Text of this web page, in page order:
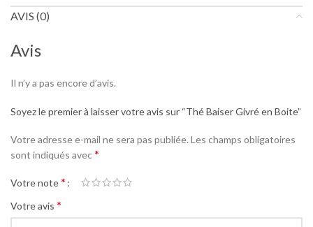
AVIS (0)
Avis
Il n’y a pas encore d’avis.
Soyez le premier à laisser votre avis sur “Thé Baiser Givré en Boite”
Votre adresse e-mail ne sera pas publiée. Les champs obligatoires
sont indiqués avec*
Votre note*
Votre avis *